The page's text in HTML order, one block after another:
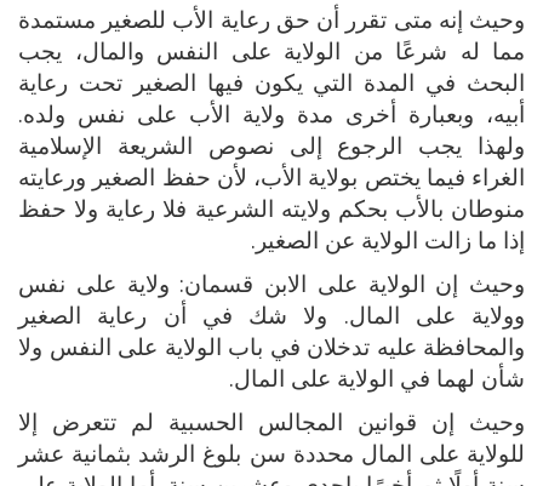
وحيث إنه متى تقرر أن حق رعاية الأب للصغير مستمدة
مما له شرعًا من الولاية على النفس والمال، يجب
البحث في المدة التي يكون فيها الصغير تحت رعاية
أبيه، وبعبارة أخرى مدة ولاية الأب على نفس ولده.
ولهذا يجب الرجوع إلى نصوص الشريعة الإسلامية
الغراء فيما يختص بولاية الأب، لأن حفظ الصغير ورعايته
منوطان بالأب بحكم ولايته الشرعية فلا رعاية ولا حفظ
إذا ما زالت الولاية عن الصغير.
وحيث إن الولاية على الابن قسمان: ولاية على نفس
وولاية على المال. ولا شك في أن رعاية الصغير
والمحافظة عليه تدخلان في باب الولاية على النفس ولا
شأن لهما في الولاية على المال.
وحيث إن قوانين المجالس الحسبية لم تتعرض إلا
للولاية على المال محددة سن بلوغ الرشد بثمانية عشر